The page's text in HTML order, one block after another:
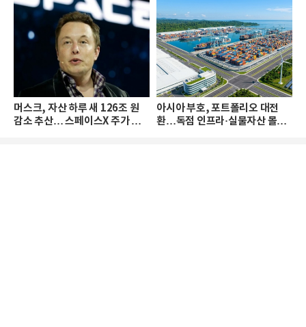
머스크, 자산 하루 새 126조 원
감소 추산… 스페이스X 주가 하
아시아 부호, 포트폴리오 대전
환…독점 인프라·실물자산 몰린